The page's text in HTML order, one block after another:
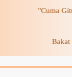
"Cuma
Bakat